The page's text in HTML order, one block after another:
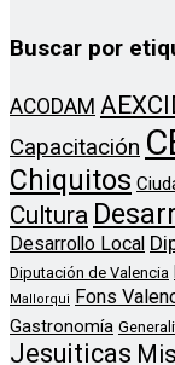
Buscar por
ACODAM
Capacitación
Chiquitos
Cultura
Desarrollo Local
Diputación de Valencia
Mallorqui
Fons
Gastronomía
Jesuiticas